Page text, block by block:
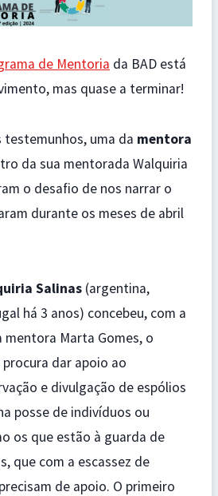
de Mentoria da BAD está
mas quase a terminar!
uma da mentora
da sua mentorada Walquiria
o desafio de nos narrar o
durante os meses de abril
Salinas (argentina,
há 3 anos) concebeu, com a
mentora Marta Gomes, o
procura dar apoio ao
e divulgação de espólios
posse de indivíduos ou
os que estão à guarda de
que com a escassez de
de apoio. O primeiro